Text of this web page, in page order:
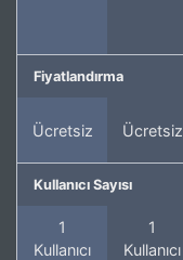
Fiyatlandırma
Ücretsiz Ücretsiz
Kullanıcı Sayısı
1
Kullanıcı
1
Kullanıcı